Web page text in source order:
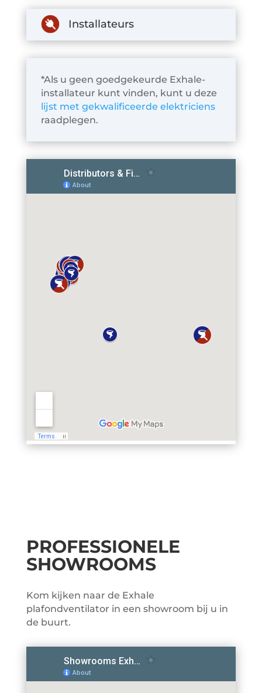
Installateurs
*Als u geen goedgekeurde Exhale-
installateur kunt vinden, kunt u deze
lijst met gekwalificeerde elektriciens
raadplegen.
PROFESSIONELE
SHOWROOMS
Kom kijken naar de Exhale
plafondventilator in een showroom bij u in
de buurt.